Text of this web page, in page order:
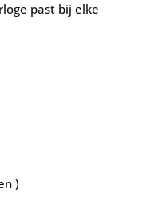
past bij elke
)